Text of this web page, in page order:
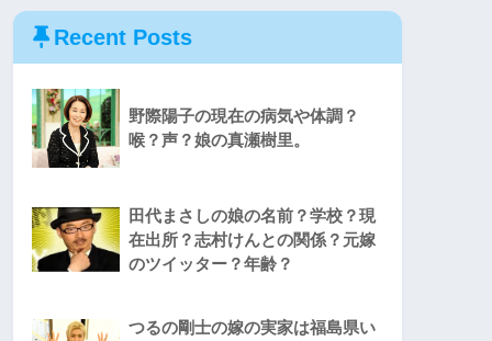
Recent Posts
野際陽子の現在の病気や体調？
喉？声？娘の真瀬樹里。
田代まさしの娘の名前？学校？現
在出所？志村けんとの関係？元嫁
のツイッター？年齢？
つるの剛士の嫁の実家は福島県い